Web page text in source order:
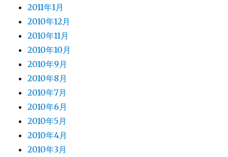
2011年1月
2010年12月
2010年11月
2010年10月
2010年9月
2010年8月
2010年7月
2010年6月
2010年5月
2010年4月
2010年3月